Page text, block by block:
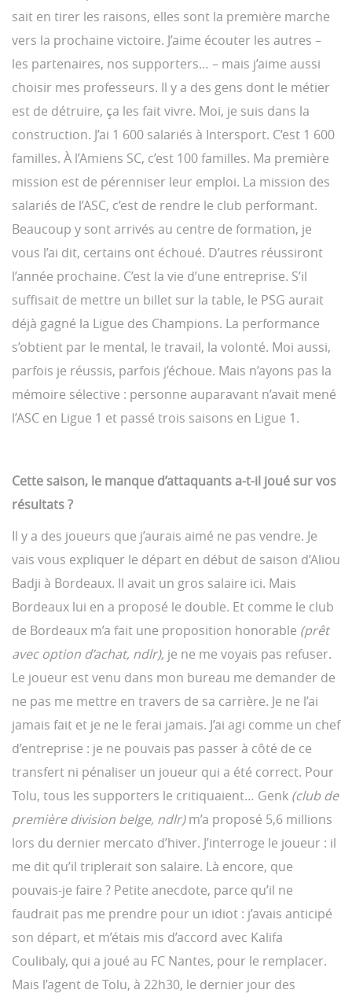
sait en tirer les raisons, elles sont la première marche
vers la prochaine victoire. J’aime écouter les autres –
les partenaires, nos supporters… – mais j’aime aussi
choisir mes professeurs. Il y a des gens dont le métier
est de détruire, ça les fait vivre. Moi, je suis dans la
construction. J’ai 1 600 salariés à Intersport. C’est 1 600
familles. À l’Amiens SC, c’est 100 familles. Ma première
mission est de pérenniser leur emploi. La mission des
salariés de l’ASC, c’est de rendre le club performant.
Beaucoup y sont arrivés au centre de formation, je
vous l’ai dit, certains ont échoué. D’autres réussiront
l’année prochaine. C’est la vie d’une entreprise. S’il
suffisait de mettre un billet sur la table, le PSG aurait
déjà gagné la Ligue des Champions. La performance
s’obtient par le mental, le travail, la volonté. Moi aussi,
parfois je réussis, parfois j’échoue. Mais n’ayons pas la
mémoire sélective : personne auparavant n’avait mené
l’ASC en Ligue 1 et passé trois saisons en Ligue 1.
Cette saison, le manque d’attaquants a-t-il joué sur vos
résultats ?
Il y a des joueurs que j’aurais aimé ne pas vendre. Je
vais vous expliquer le départ en début de saison d’Aliou
Badji à Bordeaux. Il avait un gros salaire ici. Mais
Bordeaux lui en a proposé le double. Et comme le club
de Bordeaux m’a fait une proposition honorable (prêt
avec option d’achat, ndlr), je ne me voyais pas refuser.
Le joueur est venu dans mon bureau me demander de
ne pas me mettre en travers de sa carrière. Je ne l’ai
jamais fait et je ne le ferai jamais. J’ai agi comme un chef
d’entreprise : je ne pouvais pas passer à côté de ce
transfert ni pénaliser un joueur qui a été correct. Pour
Tolu, tous les supporters le critiquaient… Genk (club de
première division belge, ndlr)m’a proposé 5,6 millions
lors du dernier mercato d’hiver. J’interroge le joueur : il
me dit qu’il triplerait son salaire. Là encore, que
pouvais-je faire ? Petite anecdote, parce qu’il ne
faudrait pas me prendre pour un idiot : j’avais anticipé
son départ, et m’étais mis d’accord avec Kalifa
Coulibaly, qui a joué au FC Nantes, pour le remplacer.
Mais l’agent de Tolu, à 22h30, le dernier jour des